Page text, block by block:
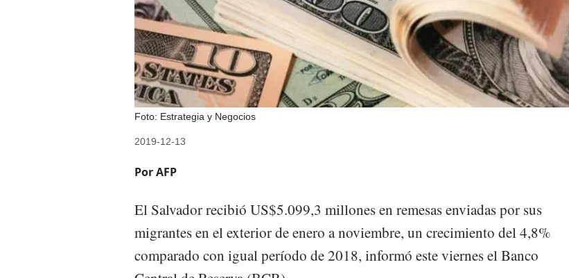
Foto: Estrategia y Negocios
2019-12-13
Por AFP
El Salvador recibió US$5.099,3 millones en remesas enviadas por sus
migrantes en el exterior de enero a noviembre, un crecimiento del 4,8%
comparado con igual período de 2018, informó este viernes el Banco